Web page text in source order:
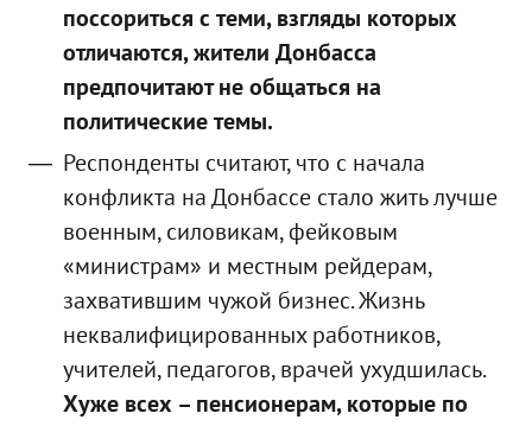
поссориться с теми, взгляды которых
отличаются, жители Донбасса
предпочитают не общаться на
политические темы.
Респонденты считают, что с начала
конфликта на Донбассе стало жить лучше
военным, силовикам, фейковым
«министрам» и местным рейдерам,
захватившим чужой бизнес. Жизнь
неквалифицированных работников,
учителей, педагогов, врачей ухудшилась.
Хуже всех – пенсионерам, которые по